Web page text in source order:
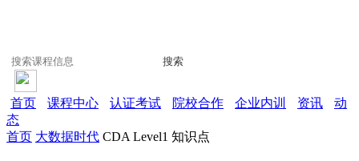
搜索
首页 课程中心 认证考试 院校合作 企业内训 资讯
动
态
首页 大数据时代 CDA Level1 知识点